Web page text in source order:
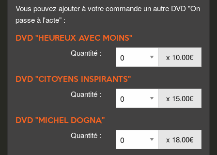
Vous pouvez ajouter à votre commande un autre DVD "On
passe à l'acte" :
DVD "HEUREUX AVEC MOINS"
Quantité : x 10.00€
DVD "CITOYENS INSPIRANTS"
Quantité : x 15.00€
DVD "MICHEL DOGNA"
Quantité : x 18.00€